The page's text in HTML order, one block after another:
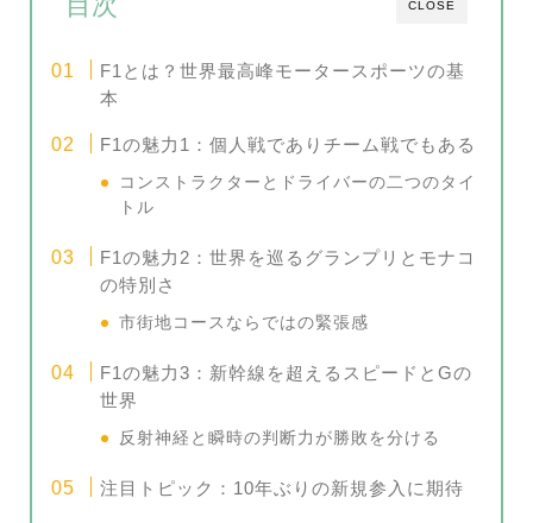
CLOSE
F1とは？世界最高峰モータースポーツの基
本
F1の魅力1：個人戦でありチーム戦でもある
コンストラクターとドライバーの二つのタイ
トル
F1の魅力2：世界を巡るグランプリとモナコ
の特別さ
市街地コースならではの緊張感
F1の魅力3：新幹線を超えるスピードとGの
世界
反射神経と瞬時の判断力が勝敗を分ける
注目トピック：10年ぶりの新規参入に期待